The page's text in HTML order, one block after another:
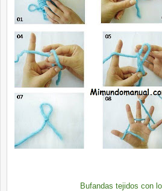
Bufandas tejidos con